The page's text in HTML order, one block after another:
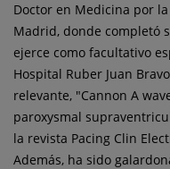
Doctor en Medicina por
Madrid, donde completó
ejerce como facultativo
Hospital Ruber Juan
relevante, "Cannon A
paroxysmal
la revista Pacing Clin
Además, ha sido